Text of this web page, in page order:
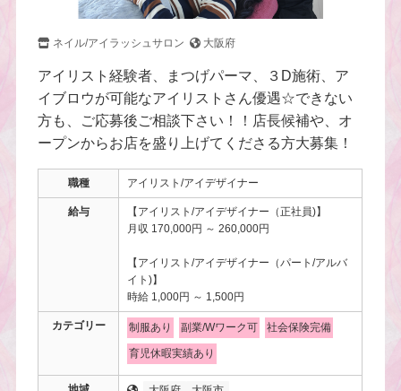
ネイル/アイラッシュサロン 大阪府
アイリスト経験者、まつげパーマ、３D施術、ア
イブロウが可能なアイリストさん優遇☆できない
方も、ご応募後ご相談下さい！！店長候補や、オ
ープンからお店を盛り上げてくださる方大募集！
職種 アイリスト/アイデザイナー
給与
【アイリスト/アイデザイナー（正社員)】
月収 170,000円 ～ 260,000円
【アイリスト/アイデザイナー（パート/アルバ
イト)】
時給 1,000円 ～ 1,500円
カテゴリー 制服あり 副業/Wワーク可 社会保険完備
育児休暇実績あり